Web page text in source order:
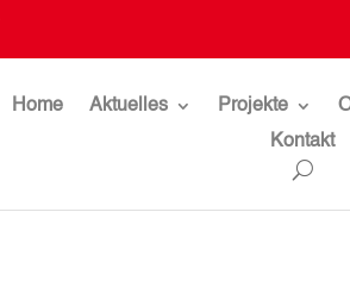
Home Aktuelles Projekte
Kontakt